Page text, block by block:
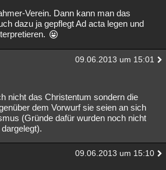
Verein. Dann kann man das
dazu ja gepflegt Ad acta legen und
09.06.2013 um 15:01
nicht das Christentum sondern die
dem Vorwurf sie seien an sich
(Gründe dafür wurden noch nicht
09.06.2013 um 15:10